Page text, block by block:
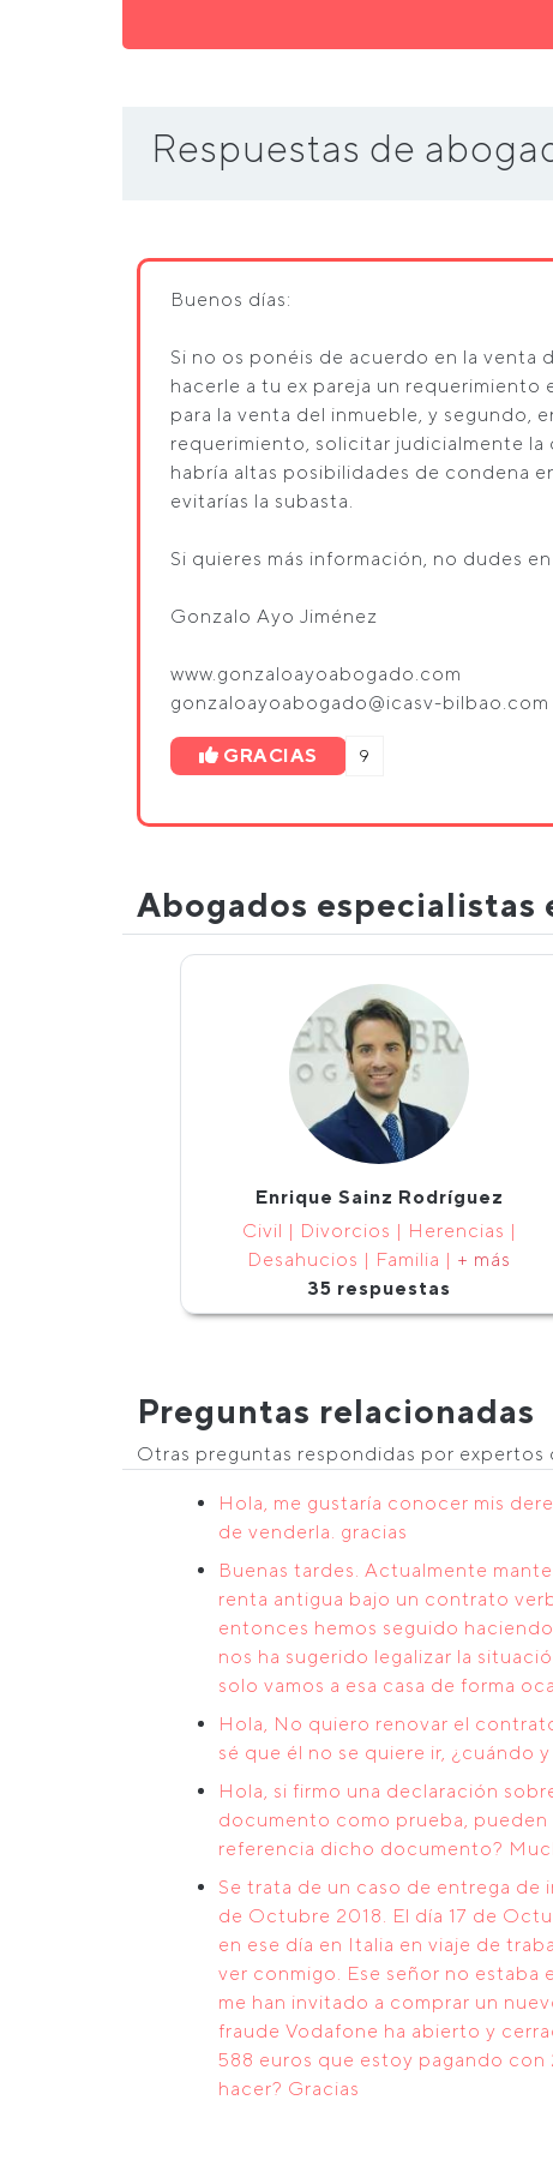
Respuestas de
Buenos días:
Si no os ponéis de acuerdo en la venta
hacerle a tu ex pareja un
para la venta del inmueble, y segundo,
requerimiento, solicitar judicialmente la
habría altas posibilidades de condena
evitarías la subasta.
Si quieres más información, no dudes
Gonzalo Ayo Jiménez
www.gonzaloayoabogado.com
gonzaloayoabogado@icasv-bilbao.com
GRACIAS 9
Abogados especialistas
Enrique Sainz Rodríguez
Civil | Divorcios | Herencias |
Desahucios | Familia | + más
35 respuestas
Preguntas relacionadas
Otras preguntas respondidas por expertos
Hola, me gustaría conocer mis
de venderla. gracias
Buenas tardes. Actualmente
renta antigua bajo un contrato
entonces hemos seguido
nos ha sugerido legalizar la
solo vamos a esa casa de forma
Hola, No quiero renovar el
sé que él no se quiere ir, ¿cuándo
Hola, si firmo una declaración
documento como prueba, pueden
referencia dicho documento?
Se trata de un caso de entrega
de Octubre 2018. El día 17 de
en ese día en Italia en viaje de
ver conmigo. Ese señor no estaba
me han invitado a comprar un
fraude Vodafone ha abierto y
588 euros que estoy pagando con
hacer? Gracias